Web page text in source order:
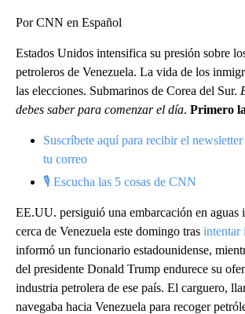
Por CNN en Español
Estados Unidos intensifica su presión sobre
petroleros de Venezuela. La vida de los
las elecciones. Submarinos de Corea del Sur.
debes saber para comenzar el día. Primero
Suscríbete aquí para recibir el newsletter
tu correo
🎙 Escucha las 5 cosas de CNN
EE.UU. persiguió una embarcación en aguas
cerca de Venezuela este domingo tras intentar
informó un funcionario estadounidense,
del presidente Donald Trump endurece su
industria petrolera de ese país. El carguero,
navegaba hacia Venezuela para recoger